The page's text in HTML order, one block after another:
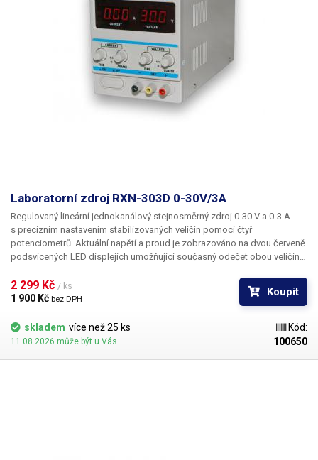
Laboratorní zdroj RXN-303D 0-30V/3A
Regulovaný lineární jednokanálový stejnosměrný zdroj 0-30 V a 0-3 A
s precizním nastavením stabilizovaných veličin pomocí čtyř
potenciometrů. Aktuální napětí a proud je zobrazováno na dvou červeně
podsvícených LED displejích umožňující současný odečet obou veličin.
2 299 Kč / ks
1 900 Kč bez DPH
Koupit
skladem více než 25 ks
11.08.2026 může být u Vás
Kód:
100650